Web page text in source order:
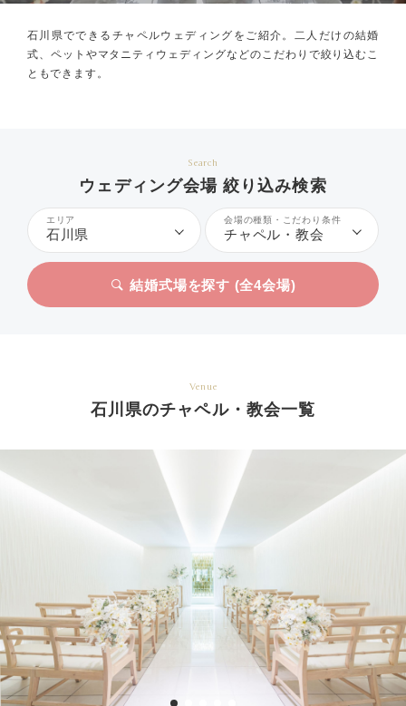
石川県でできるチャペルウェディングをご紹介。 二人だけの結婚
式、ペットやマタニティウェディングなどのこだわりで絞り込むこ
ともできます。
Search
ウェディング会場 絞り込み検索
エリア
石川県
会場の種類・こだわり条件
チャペル・教会
結婚式場を探す (全4会場)
Venue
石川県のチャペル・教会一覧